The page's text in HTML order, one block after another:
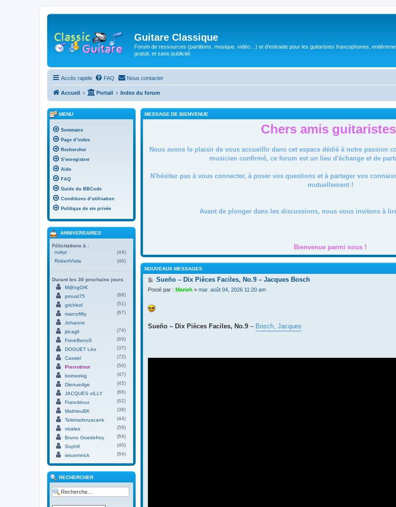
Guitare Classique
Forum de ressources (partitions, musique, vidéo…) et d'entraide pour les guitaristes francophones,
gratuit, et sans publicité.
Accès rapide FAQ Nous contacter
Accueil Portail Index du forum
MESSAGE DE BIENVENUE
Chers amis
Nous avons le plaisir de vous accueillir dans cet espace dédié à notre passion
musicien confirmé, ce forum est un lieu d'échange et de
N'hésitez pas à vous connecter, à poser vos questions et à partager vos
mutuellement !
Avant de plonger dans les discussions, nous vous invitons à
Bienvenue parmi nous !
NOUVEAUX MESSAGES
M
s
a
g
Sueño – Dix Pièces Faciles, No.9 – Jacques Bosch
Posté par : Marieh » mar. août 04, 2026 11:20 am
Sueño – Dix Pièces Faciles, No.9 – Bosch, Jacques
MENU
Sommaire
Page d’index
Rechercher
S’enregistrer
Aide
FAQ
Guide du BBCode
Conditions d’utilisation
Politique de vie privée
ANNIVERSAIRES
Félicitations à :
nukyr
(44)
RobertViola
(46)
Durant les 30 prochains jours
M@ngOr€
proust75
(68)
grichkof
(51)
marcofifty
(67)
Johanne
jdcagli
(74)
FrereBenoît
(69)
DOGUET Léo
(37)
Cassiel
(72)
Pierrotinot
(50)
boineekig
(47)
Dienuedge
(45)
JACQUES vILLY
(66)
Franckinux
(62)
MathieuBK
(38)
Teletraderuacank
(44)
vivalee
(56)
Bruno Goedefroy
(64)
SophK
(40)
wsuemnick
(64)
RECHERCHER